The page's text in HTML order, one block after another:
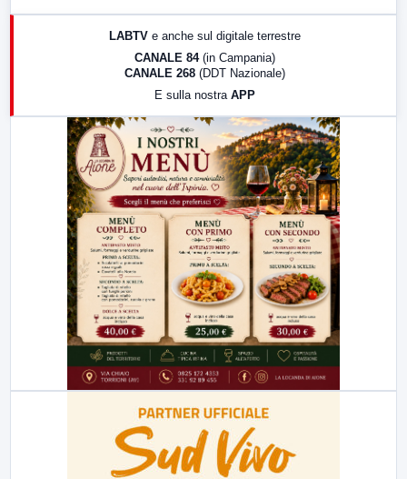
LabNews (replica)
LABTV e anche sul digitale terrestre
CANALE 84 (in Campania)
CANALE 268 (DDT Nazionale)
E sulla nostra APP